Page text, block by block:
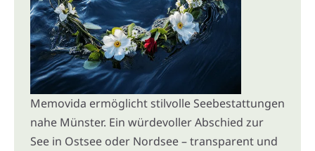
Memovida ermöglicht stilvolle Seebestattungen
nahe Münster. Ein würdevoller Abschied zur
See in Ostsee oder Nordsee – transparent und